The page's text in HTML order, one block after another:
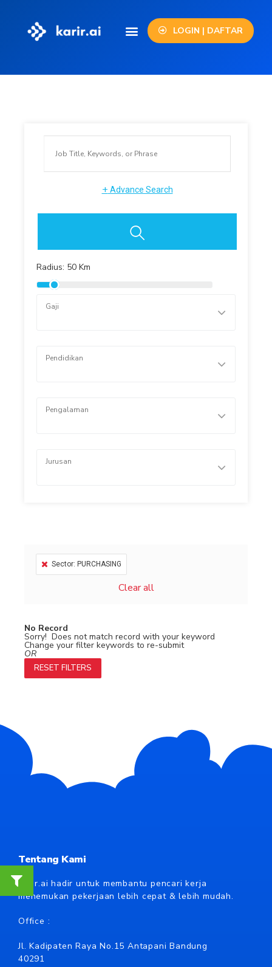
LOGIN | DAFTAR
+ Advance Search
Radius: 50 Km
Sector: PURCHASING
Clear all
No Record
Sorry! Does not match record with your keyword
Change your filter keywords to re-submit
OR
RESET FILTERS
Tentang Kami
Karir.ai hadir untuk membantu pencari kerja
menemukan pekerjaan lebih cepat & lebih mudah.
Office :
Jl. Kadipaten Raya No.15 Antapani Bandung
40291